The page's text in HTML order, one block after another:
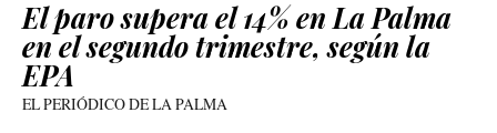
El paro supera el 14% en La Palma
en el segundo trimestre, según la
EPA
EL PERIÓDICO DE LA PALMA